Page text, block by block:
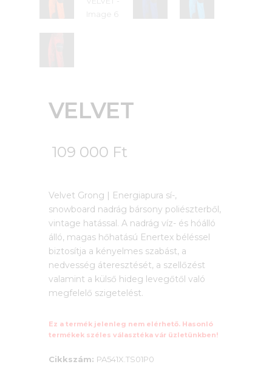
VELVET
109 000 Ft
Velvet Grong | Energiapura sí-,
snowboard nadrág bársony poliészterből,
vintage hatással. A nadrág víz- és hóálló
álló, magas hőhatású Enertex béléssel
biztosítja a kényelmes szabást, a
nedvesség áteresztését, a szellőzést
valamint a külső hideg levegőtől való
megfelelő szigetelést.
Ez a termék jelenleg nem elérhető. Hasonló
termékek széles választéka vár üzletünkben!
Cikkszám: PA541X.TS01P0